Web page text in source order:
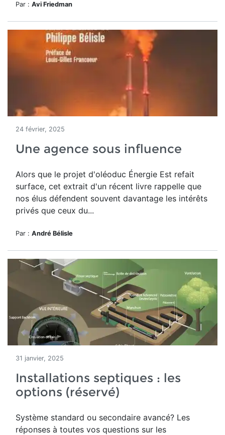
Par : Avi Friedman
24 février, 2025
Une agence sous influence
Alors que le projet d'oléoduc Énergie Est refait
surface, cet extrait d'un récent livre rappelle que
nos élus défendent souvent davantage les intérêts
privés que ceux du...
Par : André Bélisle
31 janvier, 2025
Installations septiques : les
options (réservé)
Système standard ou secondaire avancé? Les
réponses à toutes vos questions sur les